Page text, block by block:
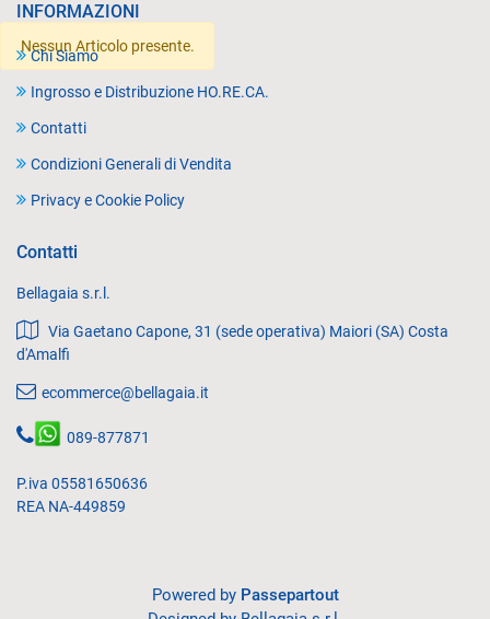
Nessun Articolo presente.
INFORMAZIONI
Chi Siamo
Ingrosso e Distribuzione HO.RE.CA.
Contatti
Condizioni Generali di Vendita
Privacy e Cookie Policy
Contatti
Bellagaia s.r.l.
Via Gaetano Capone, 31 (sede operativa) Maiori (SA) Costa
d'Amalfi
ecommerce@bellagaia.it
089-877871
P.iva 05581650636
REA NA-449859
Powered by Passepartout